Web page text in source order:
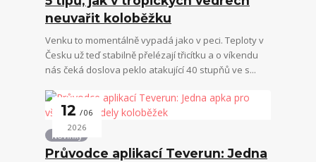
neuvařit koloběžku
Venku to momentálně vypadá jako v peci. Teploty v
Česku už teď stabilně přelézají třicítku a o víkendu
nás čeká doslova peklo atakující 40 stupňů ve s...
12 06
2026
Novinky
Průvodce aplikací Teverun: Jedna